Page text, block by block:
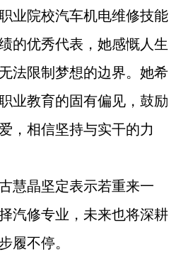
院校汽车机电维修技能
的优秀代表，她感慨人生
法限制梦想的边界。她希
业教育的固有偏见，鼓励
，相信坚持与实干的力
晶坚定表示若重来一
汽修专业，未来也将深耕
履不停。